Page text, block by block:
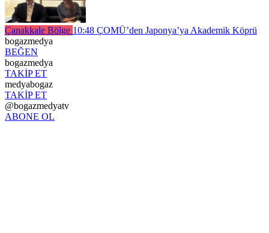
Çanakkale Bölge 10:48 ÇOMÜ’den Japonya’ya Akademik Köprü
bogazmedya
BEĞEN
bogazmedya
TAKİP ET
medyabogaz
TAKİP ET
@bogazmedyatv
ABONE OL